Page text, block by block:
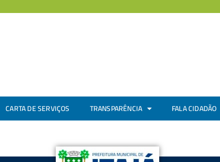
CARTA DE SERVIÇOS TRANSPARÊNCIA FALA CIDADÃO